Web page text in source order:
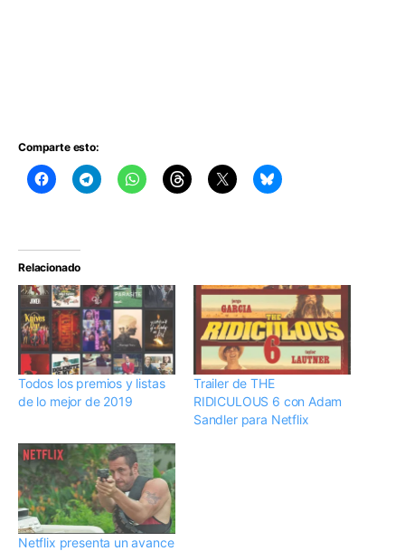
Comparte esto:
Relacionado
Todos los premios y listas
de lo mejor de 2019
Trailer de THE
RIDICULOUS 6 con Adam
Sandler para Netflix
Netflix presenta un avance